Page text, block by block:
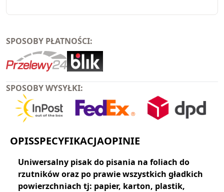
SPOSOBY PŁATNOŚCI:
SPOSOBY WYSYŁKI:
OPISSPECYFIKACJAOPINIE
Uniwersalny pisak do pisania na foliach do
rzutników oraz po prawie wszystkich gładkich
powierzchniach tj: papier, karton, plastik,